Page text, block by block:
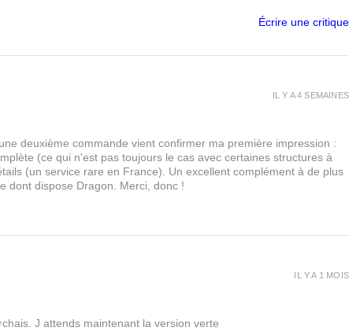
Écrire une critique
deuxième commande vient confirmer ma première impression :
(ce qui n'est pas toujours le cas avec certaines structures à
(un service rare en France). Un excellent complément à de plus
dont dispose Dragon. Merci, donc !
IL Y A 4 SEMAINES
J attends maintenant la version verte
IL Y A 1 MOIS